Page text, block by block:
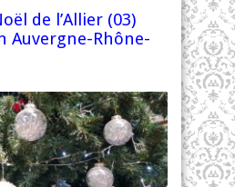
de l’Allier (03)
Auvergne-Rhône-